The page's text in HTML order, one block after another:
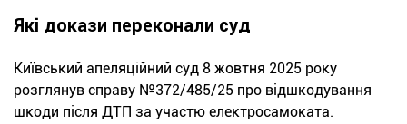
Які докази переконали суд
Київський апеляційний суд 8 жовтня 2025 року
розглянув справу №372/485/25 про відшкодування
шкоди після ДТП за участю електросамоката.